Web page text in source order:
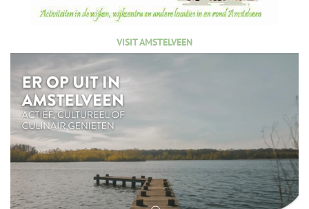
VISIT AMSTELVEEN